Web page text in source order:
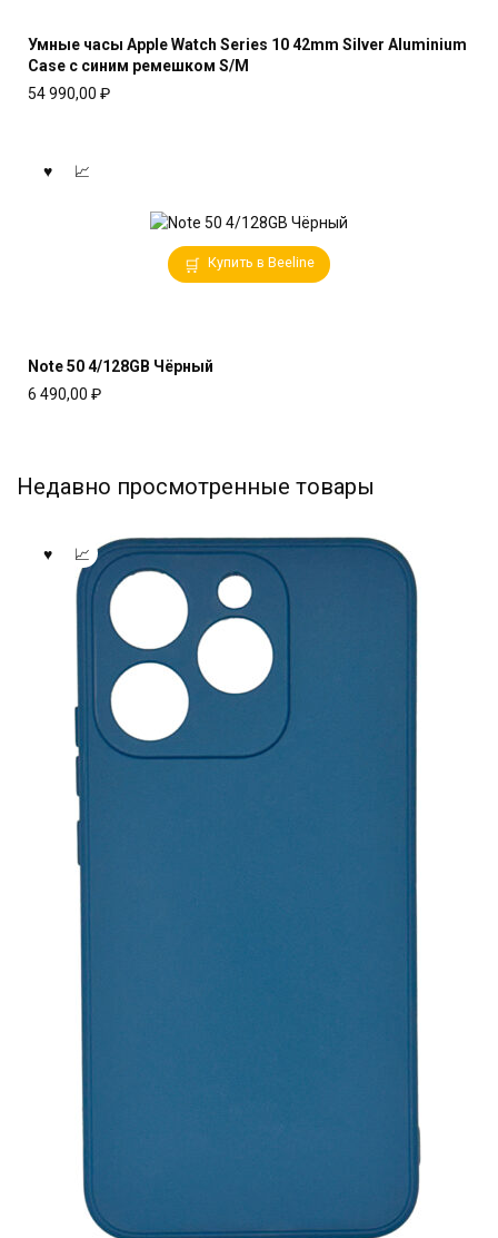
Умные часы Apple Watch Series 10 42mm Silver Aluminium
Case с синим ремешком S/M
54 990,00 ₽
Купить в Beeline
Note 50 4/128GB Чёрный
6 490,00 ₽
Недавно просмотренные товары